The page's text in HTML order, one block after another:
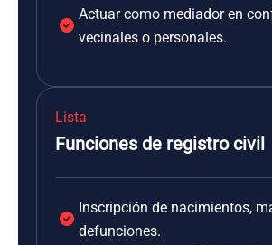
Actuar como mediador en
vecinales o personales.
Lista
Funciones de registro civil
Inscripción de nacimientos,
defunciones.